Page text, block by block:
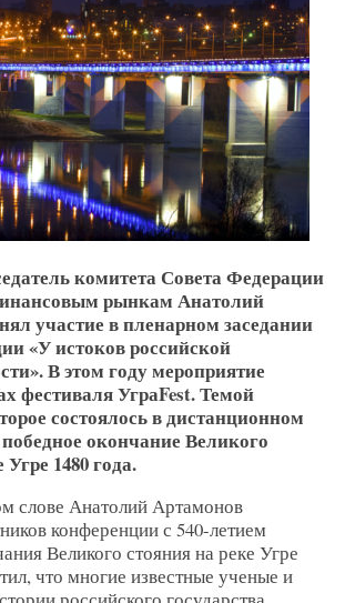
комитета Совета Федерации
рынкам Анатолий
участие в пленарном заседании
«У истоков российской
В этом году мероприятие
фестиваля УграFest. Темой
состоялось в дистанционном
окончание Великого
1480 года.
слове Анатолий Артамонов
конференции с 540-летием
Великого стояния на реке Угре
что многие известные ученые и